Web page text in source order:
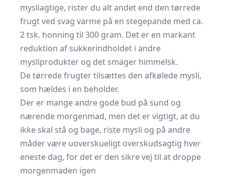
mysliagtige, rister du alt andet end den tørrede
frugt ved svag varme på en stegepande med ca.
2 tsk. honning til 300 gram. Det er en markant
reduktion af sukkerindholdet i andre
mysliprodukter og det smager himmelsk.
De tørrede frugter tilsættes den afkølede mysli,
som hældes i en beholder.
Der er mange andre gode bud på sund og
nærende morgenmad, men det er vigtigt, at du
ikke skal stå og bage, riste mysli og på andre
måder være uoverskueligt overskudsagtig hver
eneste dag, for det er den sikre vej til at droppe
morgenmaden igen